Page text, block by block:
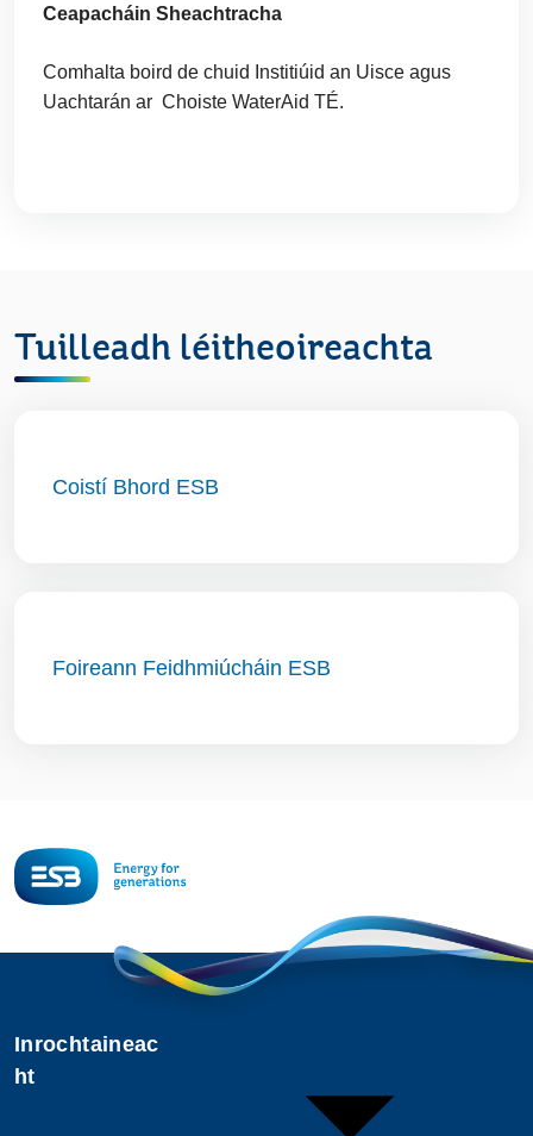
Ceapacháin Sheachtracha
Comhalta boird de chuid Institiúid an Uisce agus
Uachtarán ar Choiste WaterAid TÉ.
Tuilleadh léitheoireachta
Coistí Bhord ESB
Foireann Feidhmiúcháin ESB
Inrochtaineac
ht